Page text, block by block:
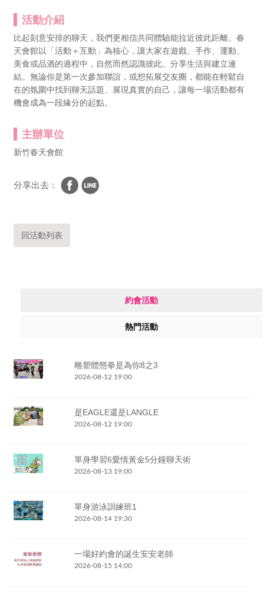
活動介紹
比起刻意安排的聊天，我們更相信共同體驗能拉近彼此距離。春
天會館以「活動＋互動」為核心，讓大家在遊戲、手作、運動、
美食或品酒的過程中，自然而然認識彼此、分享生活與建立連
結。無論你是第一次參加聯誼，或想拓展交友圈，都能在輕鬆自
在的氛圍中找到聊天話題、展現真實的自己，讓每一場活動都有
機會成為一段緣分的起點。
主辦單位
新竹春天會館
分享出去：
回活動列表
約會活動
熱門活動
雕塑體態拳是為你8之3
2026-08-12 19:00
是EAGLE還是LANGLE
2026-08-12 19:00
單身學習6愛情黃金5分鐘聊天術
2026-08-13 19:00
單身游泳訓練班1
2026-08-14 19:30
一場好約會的誕生安安老師
2026-08-15 14:00